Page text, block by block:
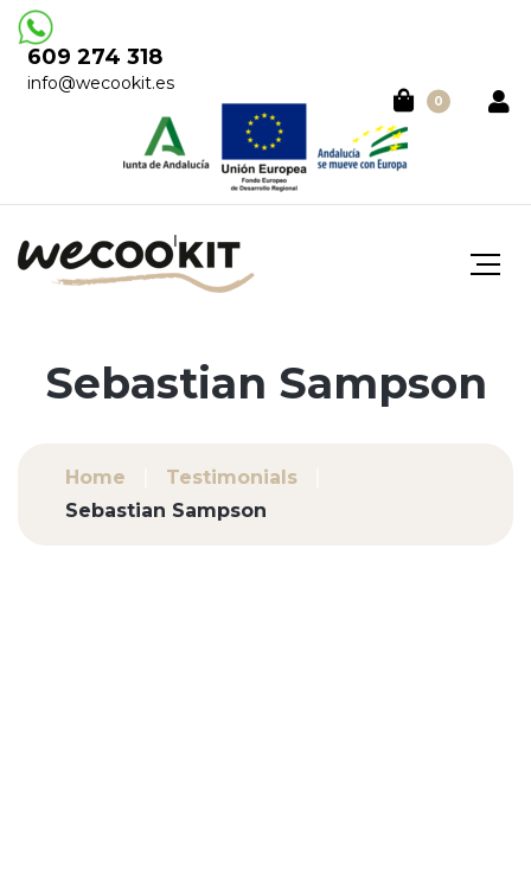
609 274 318
info@wecookit.es
0
Sebastian Sampson
Home
Testimonials
Sebastian Sampson